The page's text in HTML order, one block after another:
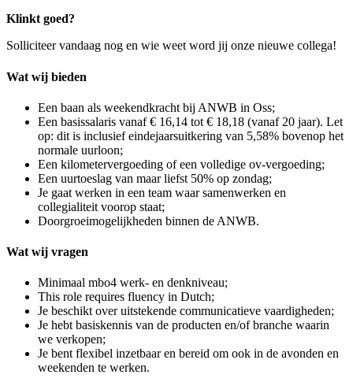
Klinkt goed?
Solliciteer vandaag nog en wie weet word jij onze nieuwe collega!
Wat wij bieden
Een baan als weekendkracht bij ANWB in Oss;
Een basissalaris vanaf € 16,14 tot € 18,18 (vanaf 20 jaar). Let
op: dit is inclusief eindejaarsuitkering van 5,58% bovenop het
normale uurloon;
Een kilometervergoeding of een volledige ov-vergoeding;
Een uurtoeslag van maar liefst 50% op zondag;
Je gaat werken in een team waar samenwerken en
collegialiteit voorop staat;
Doorgroeimogelijkheden binnen de ANWB.
Wat wij vragen
Minimaal mbo4 werk- en denkniveau;
This role requires fluency in Dutch;
Je beschikt over uitstekende communicatieve vaardigheden;
Je hebt basiskennis van de producten en/of branche waarin
we verkopen;
Je bent flexibel inzetbaar en bereid om ook in de avonden en
weekenden te werken.